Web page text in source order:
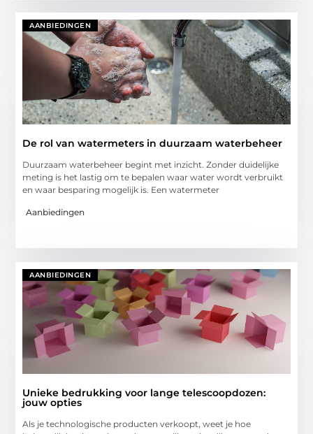
AANBIEDINGEN
De rol van watermeters in duurzaam waterbeheer
Duurzaam waterbeheer begint met inzicht. Zonder duidelijke
meting is het lastig om te bepalen waar water wordt verbruikt
en waar besparing mogelijk is. Een watermeter
Aanbiedingen
AANBIEDINGEN
Unieke bedrukking voor lange telescoopdozen:
jouw opties
Als je technologische producten verkoopt, weet je hoe